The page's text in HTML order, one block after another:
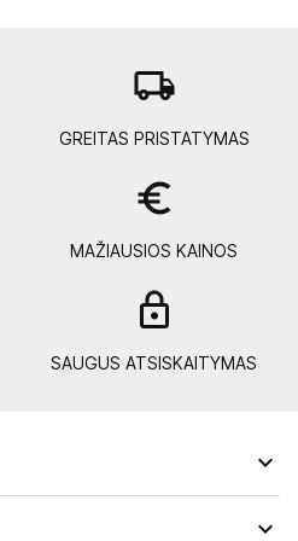
local_shipping
GREITAS PRISTATYMAS
euro_symbol
MAŽIAUSIOS KAINOS
SAUGUS ATSISKAITYMAS

